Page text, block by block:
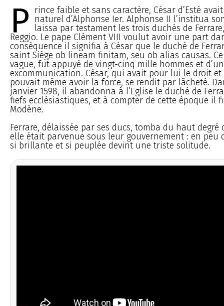
P rince faible et sans caractère, César d’Esté
naturel d’Alphonse Ier. Alphonse II l’institua
laissa par testament les trois duchés de
Reggio. Le pape Clément VIII voulut avoir une part
conséquence il signifia à César que le duché de
saint Siège ob lineam finitam, seu ob alias causas.
vague, fut appuyé de vingt-cinq mille hommes et
excommunication. César, qui avait pour lui le droit
pouvait même avoir la force, se rendit par lâcheté.
janvier 1598, il abandonna à l’Eglise le duché de
fiefs ecclésiastiques, et à compter de cette époque il
Modène.
Ferrare, délaissée par ses ducs, tomba du haut
elle était parvenue sous leur gouvernement : en peu
si brillante et si peuplée devint une triste solitude.